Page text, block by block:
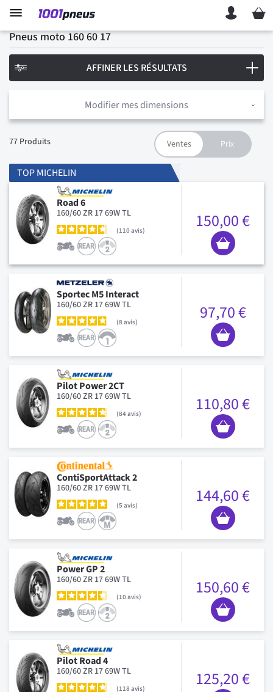
Mon
Pneus moto 160 60 17
Modifier mes dimensions
77 Produits
TOP MICHELIN
Road 6
160/60 ZR 17 69W TL
110avis 150,00 €
Sportec M5 Interact
160/60 ZR 17 69W TL
8 avis 97,70 €
Pilot Power 2CT
160/60 ZR 17 69W TL
84avis 110,80 €
ContiSportAttack 2
160/60 ZR 17 69W TL
5 avis 144,60 €
Power GP 2
160/60 ZR 17 69W TL
10avis 150,60 €
Pilot Road 4
160/60 ZR 17 69W TL
118 avis 125,20 €
AFFINER LES RÉSULTATS